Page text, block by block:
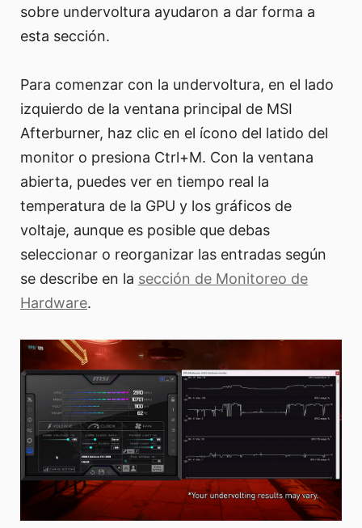
sobre undervoltura ayudaron a dar forma a
esta sección.
Para comenzar con la undervoltura, en el lado
izquierdo de la ventana principal de MSI
Afterburner, haz clic en el ícono del latido del
monitor o presiona Ctrl+M. Con la ventana
abierta, puedes ver en tiempo real la
temperatura de la GPU y los gráficos de
voltaje, aunque es posible que debas
seleccionar o reorganizar las entradas según
se describe en la sección de Monitoreo de
Hardware.